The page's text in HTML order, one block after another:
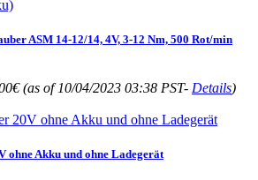
ASM 14-12/14, 4V, 3-12 Nm, 500 Rot/min
€(as of 10/04/2023 03:38 PST- Details)
ohne Akku und ohne Ladegerät